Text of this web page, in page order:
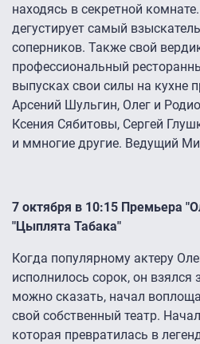
находясь в секретной
дегустирует самый
соперников. Также свой
профессиональный
выпусках свои силы на кухне
Арсений Шульгин, Олег и
Ксения Сябитовы, Сергей
и ммногие другие. Ведущий
7 октября в 10:15 Премьера
"Цыплята Табака"
Когда популярному актеру
исполнилось сорок, он взялся
можно сказать, начал
свой собственный театр.
которая превратилась в